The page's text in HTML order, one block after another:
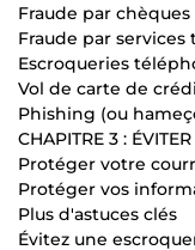
Fraude par chèques
Fraude par
Escroqueries
Vol de carte de
Phishing (ou
CHAPITRE 3 :
Protéger votre
Protéger vos
Plus d'astuces clés
Évitez une